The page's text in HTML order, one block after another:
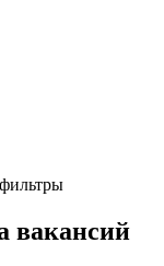
вакансий